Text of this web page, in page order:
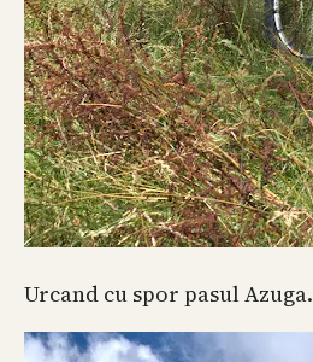
Urcand cu spor pasul Azuga.